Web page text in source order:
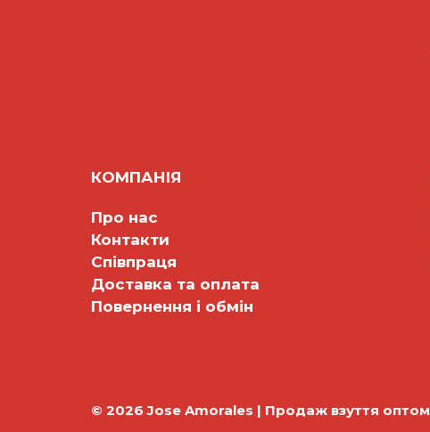
КОМПАНІЯ
Про нас
Контакти
Співпраця
Доставка та оплата
Повернення і обмін
© 2026 Jose Amorales | Продаж взуття оптом